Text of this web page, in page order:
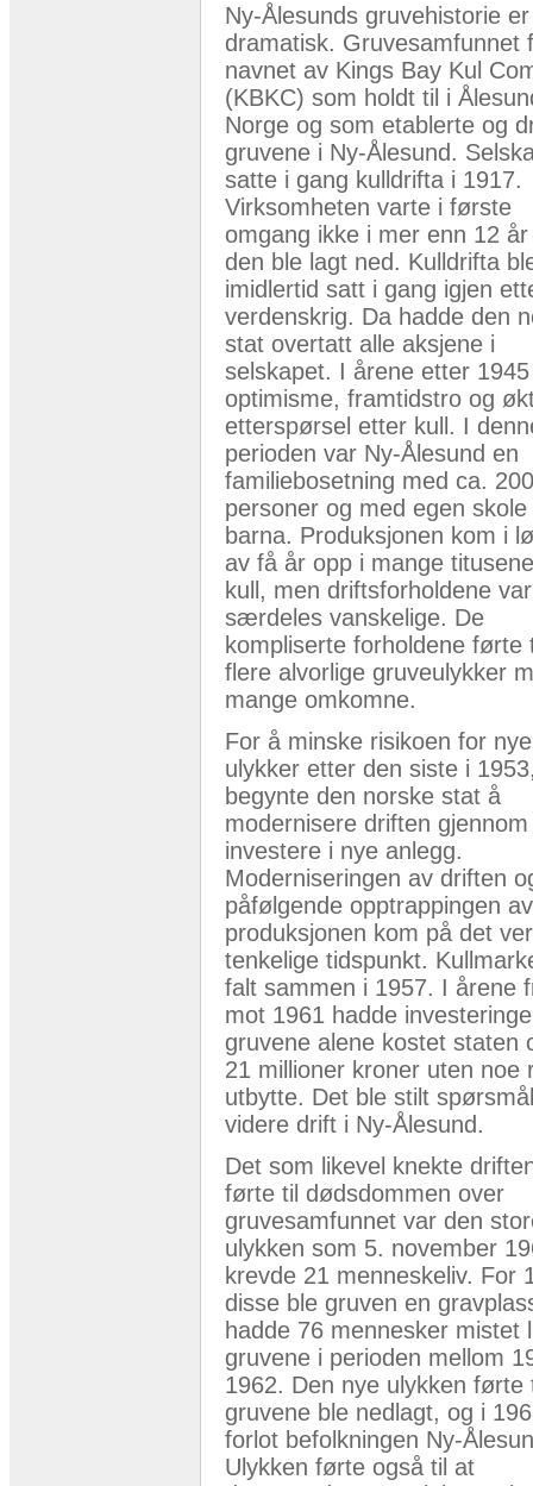
Ny-Ålesunds gruvehistorie er
dramatisk. Gruvesamfunnet
navnet av Kings Bay Kul
(KBKC) som holdt til i
Norge og som etablerte og
gruvene i Ny-Ålesund.
satte i gang kulldrifta i 1917.
Virksomheten varte i første
omgang ikke i mer enn 12
den ble lagt ned. Kulldrifta
imidlertid satt i gang igjen
verdenskrig. Da hadde den
stat overtatt alle aksjene i
selskapet. I årene etter
optimisme, framtidstro og
etterspørsel etter kull. I
perioden var Ny-Ålesund en
familiebosetning med ca. 200
personer og med egen
barna. Produksjonen kom i
av få år opp i mange
kull, men driftsforholdene var
særdeles vanskelige. De
kompliserte forholdene førte
flere alvorlige gruveulykker
mange omkomne.
For å minske risikoen for nye
ulykker etter den siste i
begynte den norske stat å
modernisere driften
investere i nye anlegg.
Moderniseringen av driften
påfølgende opptrappingen av
produksjonen kom på det
tenkelige tidspunkt.
falt sammen i 1957. I årene
mot 1961 hadde
gruvene alene kostet staten
21 millioner kroner uten noe
utbytte. Det ble stilt
videre drift i Ny-Ålesund.
Det som likevel knekte
førte til dødsdommen over
gruvesamfunnet var den
ulykken som 5. november
krevde 21 menneskeliv. For
disse ble gruven en
hadde 76 mennesker mistet
gruvene i perioden mellom
1962. Den nye ulykken førte
gruvene ble nedlagt, og i
forlot befolkningen Ny-
Ulykken førte også til at